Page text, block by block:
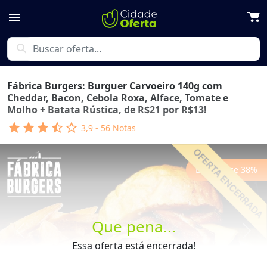
menu
search
Que pena...
Essa oferta está encerrada!
Fábrica Burgers: Burguer Carvoeiro 140g com
Cheddar, Bacon, Cebola Roxa, Alface, Tomate e
Molho + Batata Rústica, de R$21 por R$13!
starstarstarstar_halfstar_outline 3,9 - 56 Notas
Economize 38%